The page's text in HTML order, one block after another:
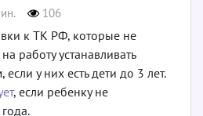
106
к ТК РФ, которые не
работу устанавливать
у них есть дети до 3 лет.
, если ребенку не